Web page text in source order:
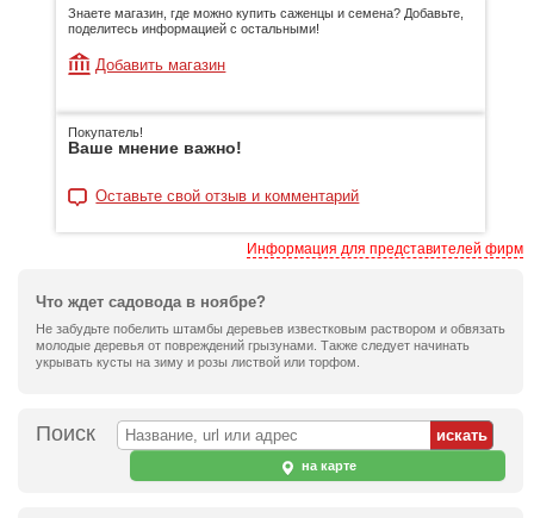
Знаете магазин, где можно купить саженцы и семена? Добавьте,
поделитесь информацией с остальными!
Добавить магазин
Покупатель!
Ваше мнение важно!
Оставьте свой отзыв и комментарий
Информация для представителей фирм
Что ждет садовода в ноябре?
Не забудьте побелить штамбы деревьев известковым раствором и обвязать
молодые деревья от повреждений грызунами. Также следует начинать
укрывать кусты на зиму и розы листвой или торфом.
Поиск
на карте